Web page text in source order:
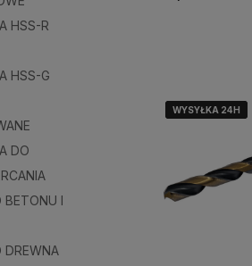
HSS-R
HSS-G
DO
BETONU I
DREWNA
WYSYŁKA 24H
WYSYŁKA 24H
WYSYŁKA 24H